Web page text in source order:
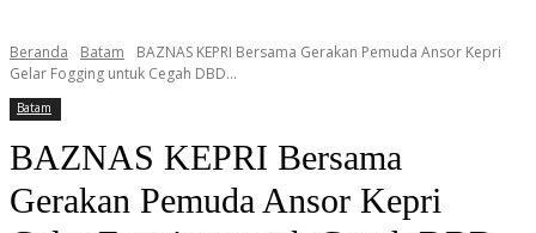
Beranda Batam
BAZNAS KEPRI Bersama Gerakan Pemuda Ansor Kepri
Gelar Fogging untuk Cegah DBD...
Batam
BAZNAS KEPRI Bersama
Gerakan Pemuda Ansor Kepri